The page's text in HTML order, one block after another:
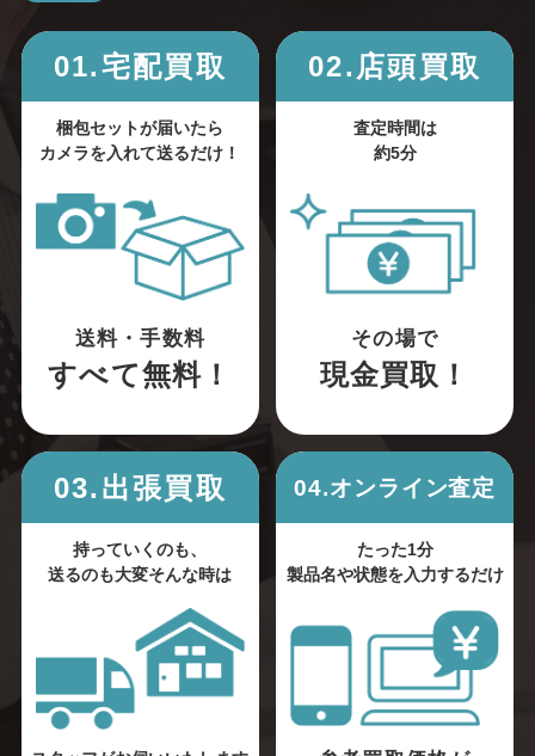
01.宅配買取
梱包セットが届いたら
カメラを入れて送るだけ！
送料・手数料
すべて無料！
02.店頭買取
査定時間は
約5分
その場で
現金買取！
03.出張買取
持っていくのも、
送るのも大変そんな時は
04.オンライン査定
たった1分
製品名や状態を入力するだけ